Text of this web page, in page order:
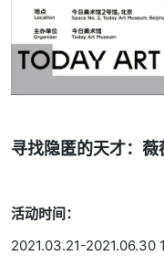
寻找隐匿的天才：薇
活动时间：
2021.03.21-2021.06.30